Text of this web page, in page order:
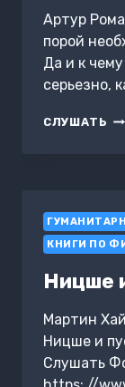
Артур
порой
Да и к
серьезно,
СЛУШАТЬ
КНИГИ ПО
Ницше
Мартин
Ницше и
Слушать